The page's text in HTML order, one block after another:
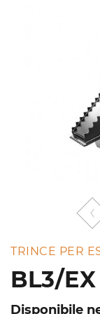
TRINCE PER
BL3/EX
Disponibile